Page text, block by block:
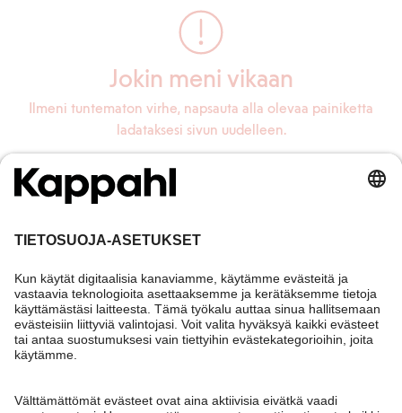
Jokin meni vikaan
Ilmeni tuntematon virhe, napsauta alla olevaa painiketta
ladataksesi sivun uudelleen.
Lataa sivu uudelleen